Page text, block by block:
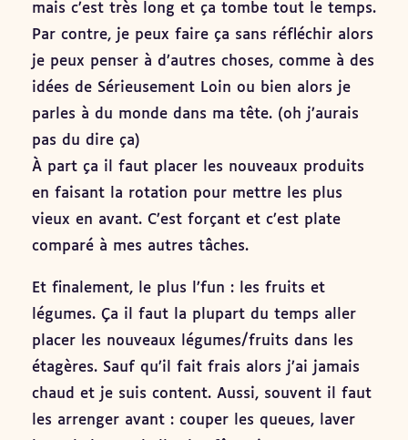
mais c’est très long et ça tombe tout le temps.
Par contre, je peux faire ça sans réfléchir alors
je peux penser à d’autres choses, comme à des
idées de Sérieusement Loin ou bien alors je
parles à du monde dans ma tête. (oh j’aurais
pas du dire ça)
À part ça il faut placer les nouveaux produits
en faisant la rotation pour mettre les plus
vieux en avant. C’est forçant et c’est plate
comparé à mes autres tâches.
Et finalement, le plus l’fun : les fruits et
légumes. Ça il faut la plupart du temps aller
placer les nouveaux légumes/fruits dans les
étagères. Sauf qu’il fait frais alors j’ai jamais
chaud et je suis content. Aussi, souvent il faut
les arrenger avant : couper les queues, laver